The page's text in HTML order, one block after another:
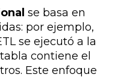
se basa en
por ejemplo,
se ejecutó a la
contiene el
Este enfoque